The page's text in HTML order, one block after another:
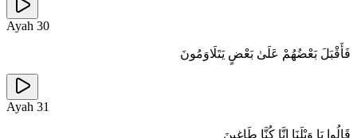
Ayah 30
فَأَقْبَلَ بَعْضُهُمْ عَلَىٰ بَعْضٍ يَتَلَاوَمُونَ
Ayah 31
قَالُوا يَا وَيْلَنَا إِنَّا كُنَّا طَاغِينَ